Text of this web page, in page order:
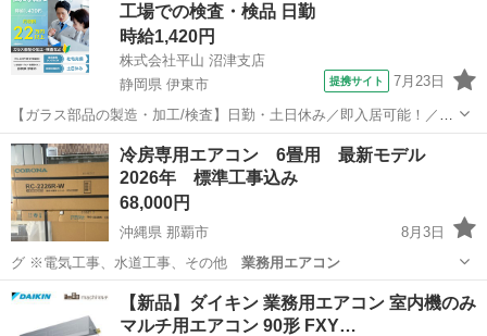
工場での検査・検品 日勤
時給1,420円
株式会社平山 沼津支店
静岡県 伊東市
提携サイト 7月23日
【ガラス部品の製造・加工/検査】日勤・土日休み／即入居可能！／伊
豆でのんびりライフ♪ ガラス部品の製造・加工/検査 【株式会社平山で
の正社員採用（無期雇用派遣）となります】 「2人で同じ職場で働き
たい」 「仕事も休みも一...
静岡 伊東市 その他
冷房専用エアコン 6畳用 最新モデル
2026年 標準工事込み
68,000円
沖縄県 那覇市
8月3日
グ ※電気工事、水道工事、その他 業務用エアコン
沖縄 那覇市 季節、空調家電 冷房
【新品】ダイキン 業務用エアコン 室内機のみ
マルチ用エアコン 90形 FXY…